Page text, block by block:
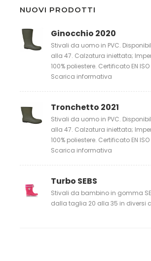
NUOVI PRODOTTI
Ginocchio 2020
Stivali da uomo in PVC.
alla 47. Calzatura iniettata;
100% poliestere. Certificato EN
Scarica informativa
Tronchetto 2021
Stivali da uomo in PVC.
alla 47. Calzatura iniettata;
100% poliestere. Certificato EN
Scarica informativa
Turbo SEBS
Stivali da bambino in gomma
dalla taglia 20 alla 35 in diversi